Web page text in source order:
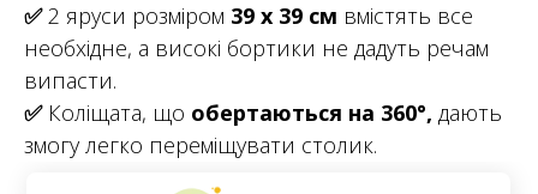
✅2 яруси розміром 39 х 39 см вмістять все
необхідне, а високі бортики не дадуть речам
випасти.
✅Коліщата, що обертаються на 360°, дають
змогу легко переміщувати столик.